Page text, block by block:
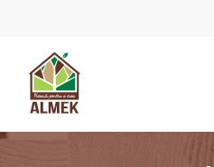
main
content